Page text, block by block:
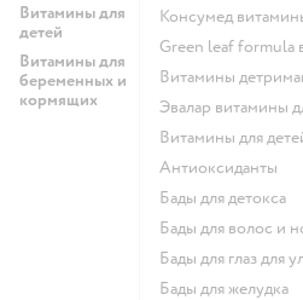
Витамины для
детей
Витамины для
беременных и
кормящих
Консумед
Green leaf
Витамины
Эвалар витамины
Витамины для
Антиоксиданты
Бады для детокса
Бады для волос и
Бады для глаз для
Бады для желудка